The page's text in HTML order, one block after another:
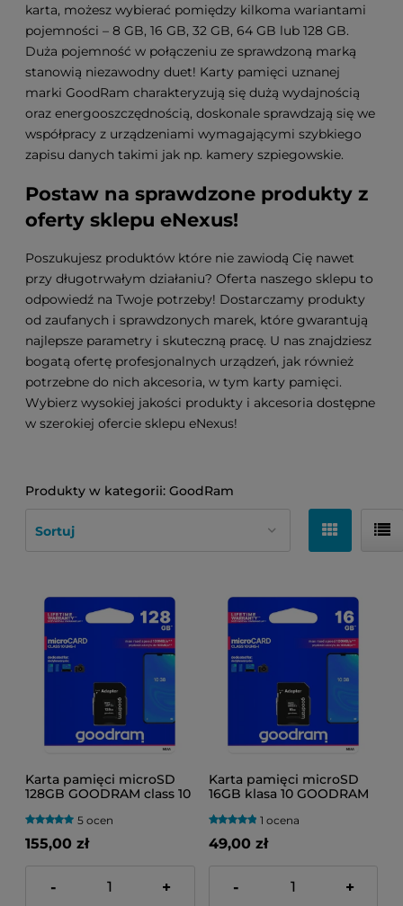
karta, możesz wybierać pomiędzy kilkoma wariantami
pojemności – 8 GB, 16 GB, 32 GB, 64 GB lub 128 GB.
Duża pojemność w połączeniu ze sprawdzoną marką
stanowią niezawodny duet! Karty pamięci uznanej
marki GoodRam charakteryzują się dużą wydajnością
oraz energooszczędnością, doskonale sprawdzają się we
współpracy z urządzeniami wymagającymi szybkiego
zapisu danych takimi jak np. kamery szpiegowskie.
Postaw na sprawdzone produkty z
oferty sklepu eNexus!
Poszukujesz produktów które nie zawiodą Cię nawet
przy długotrwałym działaniu? Oferta naszego sklepu to
odpowiedź na Twoje potrzeby! Dostarczamy produkty
od zaufanych i sprawdzonych marek, które gwarantują
najlepsze parametry i skuteczną pracę. U nas znajdziesz
bogatą ofertę profesjonalnych urządzeń, jak również
potrzebne do nich akcesoria, w tym karty pamięci.
Wybierz wysokiej jakości produkty i akcesoria dostępne
w szerokiej ofercie sklepu eNexus!
GoodRam
Karta pamięci microSD
128GB GOODRAM class 10
5 ocen
155,00 zł
- +
Karta pamięci microSD
16GB klasa 10 GOODRAM
1 ocena
49,00 zł
- +